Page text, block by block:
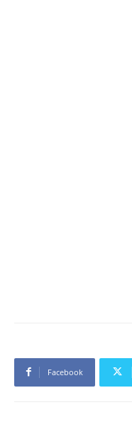
Facebook